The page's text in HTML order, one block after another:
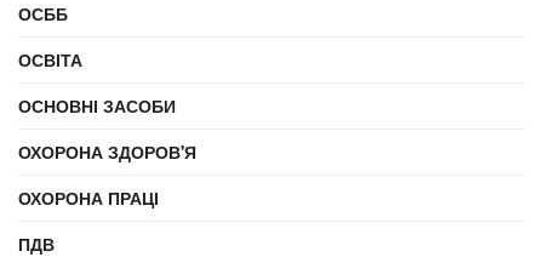
ОСББ
ОСВІТА
ОСНОВНІ ЗАСОБИ
ОХОРОНА ЗДОРОВ'Я
ОХОРОНА ПРАЦІ
ПДВ